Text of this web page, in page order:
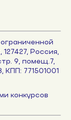
Россия,
9, помещ.7,
КПП: 771501001
конкурсов